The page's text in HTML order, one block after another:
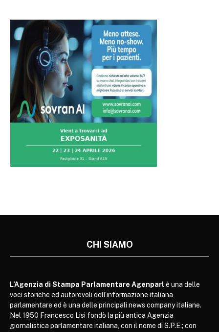
CHI SIAMO
L’Agenzia di Stampa Parlamentare Agenparl è una delle
voci storiche ed autorevoli dell’informazione italiana
parlamentare ed è una delle principali news company italiane.
Nel 1950 Francesco Lisi fondò la più antica Agenzia
giornalistica parlamentare italiana, con il nome di S.P.E.; con